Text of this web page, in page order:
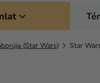
(Star Wars) Star